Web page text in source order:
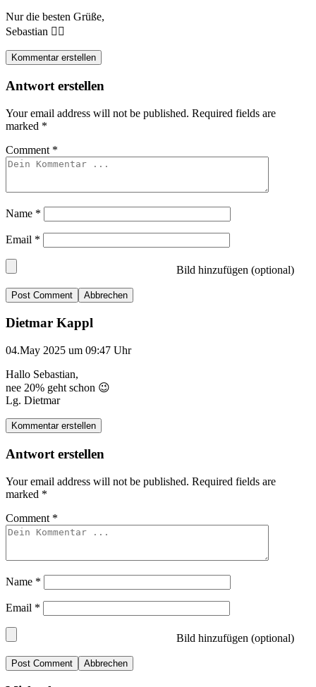
Nur die besten Grüße,
Sebastian 🙋‍♂️
Kommentar erstellen
Antwort erstellen
Your email address will not be published. Required fields are
marked *
Comment *
Name *
Email *
Bild hinzufügen (optional)
Abbrechen
Dietmar Kappl
04.May 2025 um 09:47 Uhr
Hallo Sebastian,
nee 20% geht schon 😉
Lg. Dietmar
Kommentar erstellen
Antwort erstellen
Your email address will not be published. Required fields are
marked *
Comment *
Name *
Email *
Bild hinzufügen (optional)
Abbrechen